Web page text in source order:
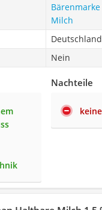
Milch
Deutschland
Nein
Nachteile